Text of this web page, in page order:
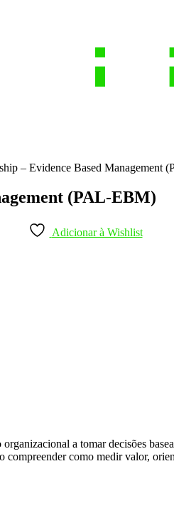
– Evidence Based Management
(PAL-EBM)
Adicionar à Wishlist
a tomar decisões
como medir valor,